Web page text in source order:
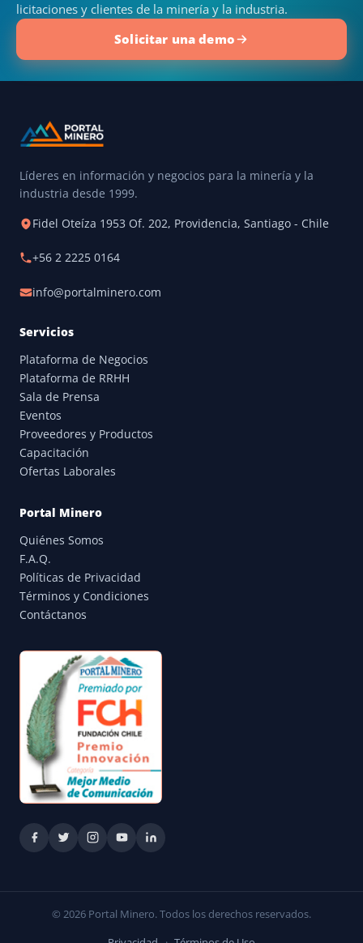
licitaciones y clientes de la minería y la industria.
Solicitar una demo
Líderes en información y negocios para la minería y la
industria desde 1999.
Fidel Oteíza 1953 Of. 202, Providencia, Santiago - Chile
+56 2 2225 0164
info@portalminero.com
Servicios
Plataforma de Negocios
Plataforma de RRHH
Sala de Prensa
Eventos
Proveedores y Productos
Capacitación
Ofertas Laborales
Portal Minero
Quiénes Somos
F.A.Q.
Políticas de Privacidad
Términos y Condiciones
Contáctanos
© 2026 Portal Minero. Todos los derechos reservados.